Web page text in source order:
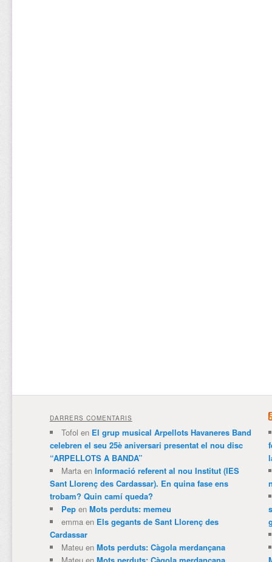
DARRERS COMENTARIS
Tofol en El grup musical Arpellots Havaneres Band
celebren el seu 25è aniversari presentat el nou disc
“ARPELLOTS A BANDA”
Martaen Informació referent al nou Institut (IES
Sant Llorenç des Cardassar). En quina fase ens
trobam? Quin camí queda?
Pepen Mots perduts: memeu
emmaen Els gegants de Sant Llorenç des
Cardassar
Mateuen Mots perduts: Càgola merdançana